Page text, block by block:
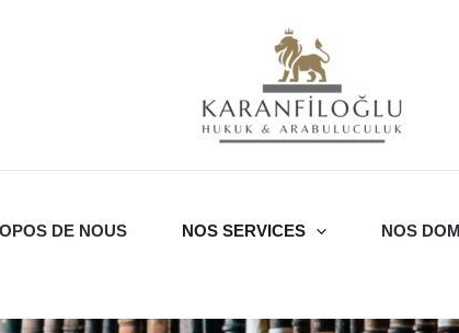
DE NOUS NOS SERVICES NOS